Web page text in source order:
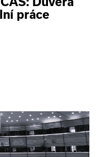
práce